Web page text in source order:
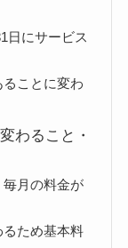
日にサービス
ことに変わ
わること・
月の料金が
ため基本料